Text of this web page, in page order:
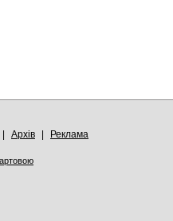
Архів Реклама